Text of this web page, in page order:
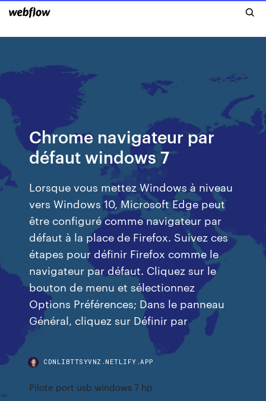
Chrome navigateur par
défaut windows 7
Lorsque vous mettez Windows à niveau
vers Windows 10, Microsoft Edge peut
être configuré comme navigateur par
défaut à la place de Firefox. Suivez ces
étapes pour définir Firefox comme le
navigateur par défaut. Cliquez sur le
bouton de menu et sélectionnez
Options Préférences; Dans le panneau
Général, cliquez sur Définir par
CDNLIBTTSYVNZ.NETLIFY.APP
Pilote port usb windows 7 hp